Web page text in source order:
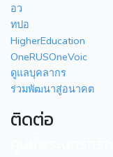
อว
ทปอ
HigherEducation
OneRUSOneVoic
ดูแลบุคลากร
ร่วมพัฒนาสู่อนาคต
ติดต่อ